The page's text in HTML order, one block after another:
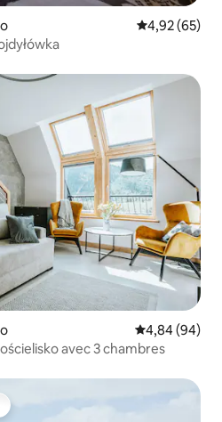
Évaluation
4,92 (65)
Évaluation
4,84 (94)
avec 3 chambres